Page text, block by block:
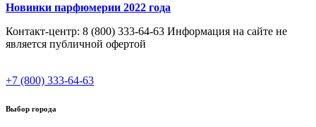
Новинки парфюмерии 2022 года
Контакт-центр: 8 (800) 333-64-63 Информация на сайте не
является публичной офертой
+7 (800) 333-64-63
Выбор города